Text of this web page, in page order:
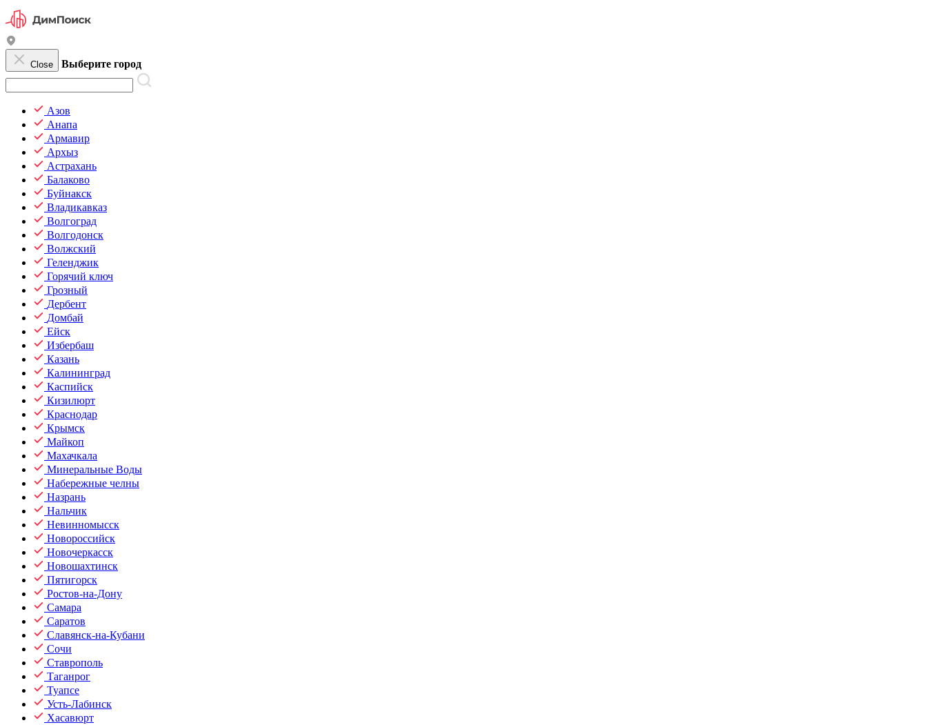
Close Выберите город
Азов
Анапа
Армавир
Архыз
Астрахань
Балаково
Буйнакск
Владикавказ
Волгоград
Волгодонск
Волжский
Геленджик
Горячий ключ
Грозный
Дербент
Домбай
Ейск
Избербаш
Казань
Калининград
Каспийск
Кизилюрт
Краснодар
Крымск
Майкоп
Махачкала
Минеральные Воды
Набережные челны
Назрань
Нальчик
Невинномысск
Новороссийск
Новочеркасск
Новошахтинск
Пятигорск
Ростов-на-Дону
Самара
Саратов
Славянск-на-Кубани
Сочи
Ставрополь
Таганрог
Туапсе
Усть-Лабинск
Хасавюрт